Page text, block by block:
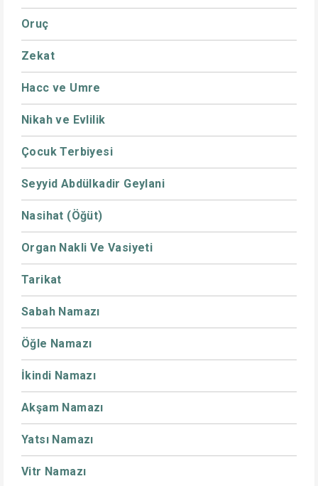
Oruç
Zekat
Hacc ve Umre
Nikah ve Evlilik
Çocuk Terbiyesi
Seyyid Abdülkadir Geylani
Nasihat (Öğüt)
Organ Nakli Ve Vasiyeti
Tarikat
Sabah Namazı
Öğle Namazı
İkindi Namazı
Akşam Namazı
Yatsı Namazı
Vitr Namazı